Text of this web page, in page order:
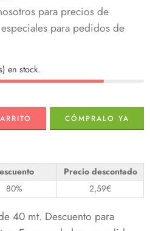
para precios de
para pedidos de
en stock.
CÓMPRALO YA
Precio descontado
80% 2,59€
40 mt. Descuento para